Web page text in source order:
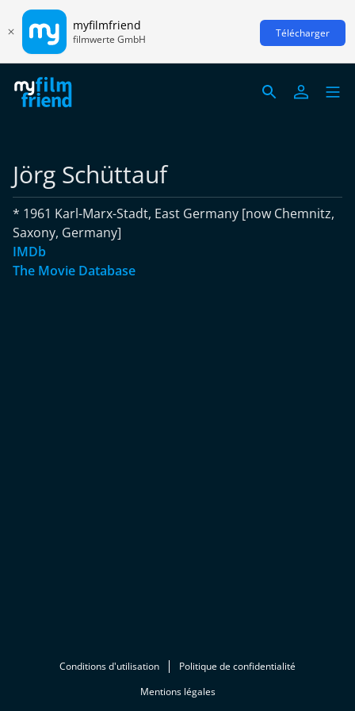
myfilmfriend
filmwerte GmbH Télécharger
Jörg Schüttauf
* 1961 Karl-Marx-Stadt, East Germany [now Chemnitz,
Saxony, Germany]
IMDb
The Movie Database
Conditions d'utilisation
Politique de confidentialité
Mentions légales